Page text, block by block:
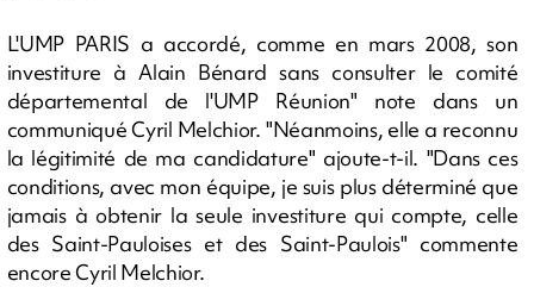
L'UMP PARIS a accordé, comme en mars 2008, son
investiture à Alain Bénard sans consulter le comité
départemental de l'UMP Réunion" note dans un
communiqué Cyril Melchior. "Néanmoins, elle a reconnu
la légitimité de ma candidature" ajoute-t-il. "Dans ces
conditions, avec mon équipe, je suis plus déterminé que
jamais à obtenir la seule investiture qui compte, celle
des Saint-Pauloises et des Saint-Paulois" commente
encore Cyril Melchior.